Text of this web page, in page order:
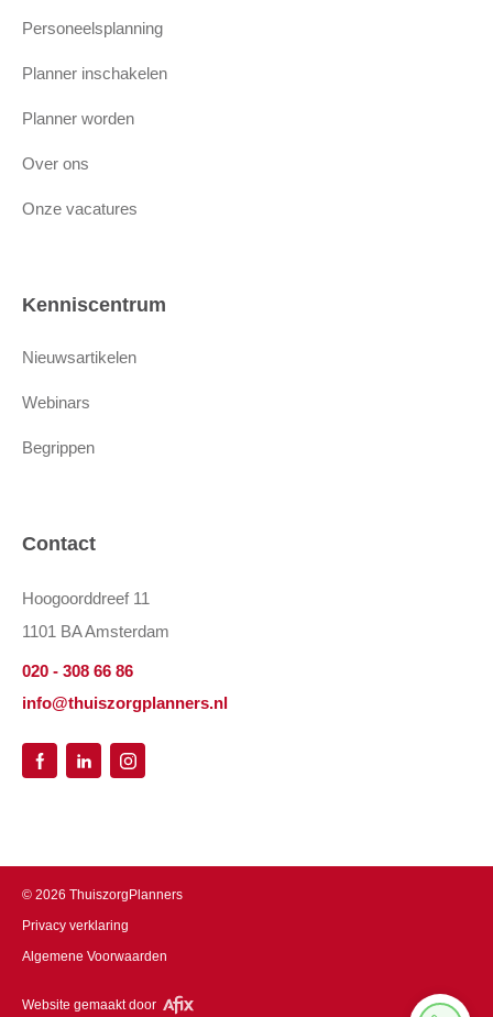
Personeelsplanning
Planner inschakelen
Planner worden
Over ons
Onze vacatures
Kenniscentrum
Nieuwsartikelen
Webinars
Begrippen
Contact
Hoogoorddreef 11
1101 BA Amsterdam
020 - 308 66 86
info@thuiszorgplanners.nl
© 2026 ThuiszorgPlanners
Privacy verklaring
Algemene Voorwaarden
Website gemaakt door